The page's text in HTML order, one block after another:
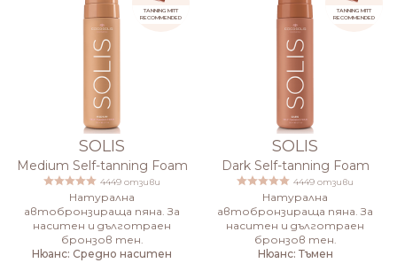
TANNING MITT
RECOMMENDED
SOLIS
Medium Self-tanning Foam
4449 отзиви
Натурална
автобронзираща пяна. За
наситен и дълготраен
бронзов тен.
Нюанс: Средно наситен
TANNING MITT
RECOMMENDED
SOLIS
Dark Self-tanning Foam
4449 отзиви
Натурална
автобронзираща пяна. За
наситен и дълготраен
бронзов тен.
Нюанс: Тъмен